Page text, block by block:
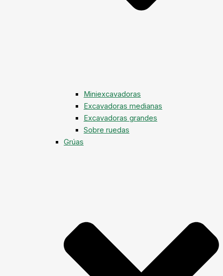
Miniexcavadoras
Excavadoras medianas
Excavadoras grandes
Sobre ruedas
Grúas